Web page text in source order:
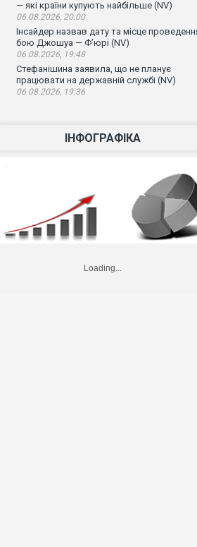
— які країни купують найбільше (NV)
06.08.2026, 20:00
Інсайдер назвав дату та місце
бою Джошуа — Ф’юрі (NV)
06.08.2026, 19:48
Стефанішина заявила, що не планує
працювати на державній службі (NV)
06.08.2026, 19:36
ІНФОГРАФІКА
Loading...